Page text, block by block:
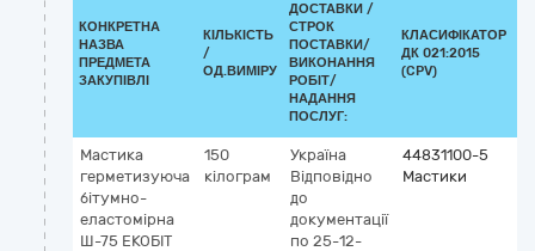
КОНКРЕТНА
НАЗВА
ПРЕДМЕТА
ЗАКУПІВЛІ
КІЛЬКІСТЬ
/
ОД.ВИМІРУ
ДОСТАВКИ /
СТРОК
ПОСТАВКИ/
ВИКОНАННЯ
РОБІТ/
НАДАННЯ
ПОСЛУГ:
КЛАСИФІКАТОР
ДК 021:2015
(CPV)
Мастика
герметизуюча
бітумно-
еластомірна
Ш-75 ЕКОБІТ
150
кілограм
Україна
Відповідно
до
документації
по 25-12-
44831100-5
Мастики